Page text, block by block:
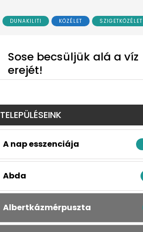
DUNAKILITI KÖZÉLET SZIGETKÖZÉLET
Sose becsüljük alá a víz
erejét!
TELEPÜLÉSEINK
A nap esszenciája
Abda
Albertkázmérpuszta